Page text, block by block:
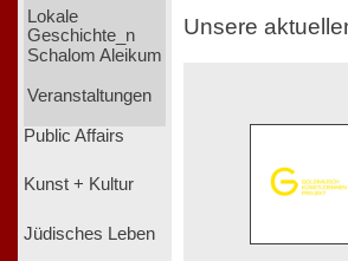
Lokale
Geschichte_n
Schalom Aleikum
Veranstaltungen
Public Affairs
Kunst + Kultur
Jüdisches Leben
Unsere